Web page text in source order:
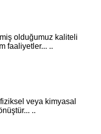
olduğumuz kaliteli
faaliyetler... ..
veya kimyasal
..